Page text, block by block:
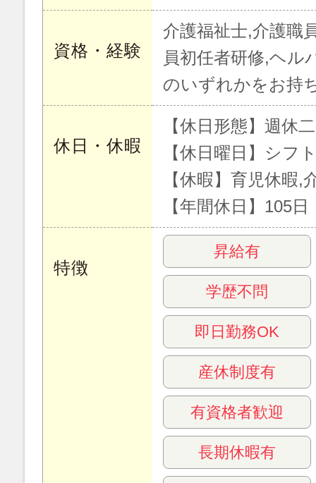
資格・経験
介護福祉士,介護職
員初任者研修,ヘル
のいずれかをお持
休日・休暇
【休日形態】週休
【休日曜日】シフ
【休暇】育児休暇,
【年間休日】105日
特徴
昇給有
学歴不問
即日勤務OK
産休制度有
有資格者歓迎
長期休暇有